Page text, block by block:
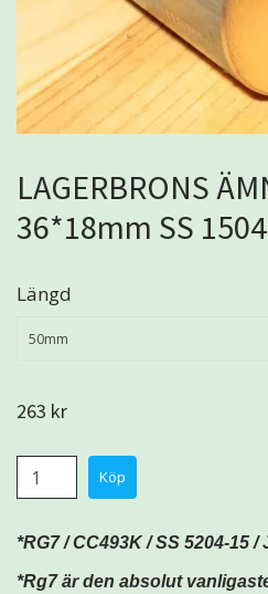
LAGERBRONS
36*18mm SS
Längd
50mm
263 kr
*RG7 /CC493K / SS 5204-15 /
*Rg7 är den absolut